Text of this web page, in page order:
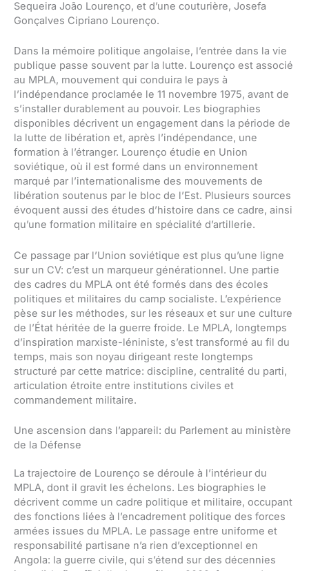
Sequeira João Lourenço, et d’une couturière, Josefa
Gonçalves Cipriano Lourenço.
Dans la mémoire politique angolaise, l’entrée dans la vie
publique passe souvent par la lutte. Lourenço est associé
au MPLA, mouvement qui conduira le pays à
l’indépendance proclamée le 11 novembre 1975, avant de
s’installer durablement au pouvoir. Les biographies
disponibles décrivent un engagement dans la période de
la lutte de libération et, après l’indépendance, une
formation à l’étranger. Lourenço étudie en Union
soviétique, où il est formé dans un environnement
marqué par l’internationalisme des mouvements de
libération soutenus par le bloc de l’Est. Plusieurs sources
évoquent aussi des études d’histoire dans ce cadre, ainsi
qu’une formation militaire en spécialité d’artillerie.
Ce passage par l’Union soviétique est plus qu’une ligne
sur un CV: c’est un marqueur générationnel. Une partie
des cadres du MPLA ont été formés dans des écoles
politiques et militaires du camp socialiste. L’expérience
pèse sur les méthodes, sur les réseaux et sur une culture
de l’État héritée de la guerre froide. Le MPLA, longtemps
d’inspiration marxiste-léniniste, s’est transformé au fil du
temps, mais son noyau dirigeant reste longtemps
structuré par cette matrice: discipline, centralité du parti,
articulation étroite entre institutions civiles et
commandement militaire.
Une ascension dans l’appareil: du Parlement au ministère
de la Défense
La trajectoire de Lourenço se déroule à l’intérieur du
MPLA, dont il gravit les échelons. Les biographies le
décrivent comme un cadre politique et militaire, occupant
des fonctions liées à l’encadrement politique des forces
armées issues du MPLA. Le passage entre uniforme et
responsabilité partisane n’a rien d’exceptionnel en
Angola: la guerre civile, qui s’étend sur des décennies